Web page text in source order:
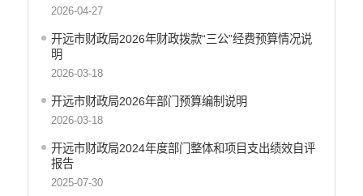
中国共产党开远市委员会社会工作部
中共开远市直属机关工作委员会
中国共产党开远市委员会党校
开远市地方志编纂委员会办公室
中国共产党开远市委员会机构编制办公室
开远市发展和改革局
开远市工业商务和信息化局
开远市教育体育局
开远市民族宗教事务局
2026-04-27
开远市财政局2026年财政拨款“三公”经费预算情况说
明
2026-03-18
开远市财政局2026年部门预算编制说明
2026-03-18
开远市财政局2024年度部门整体和项目支出绩效自评
报告
2025-07-30